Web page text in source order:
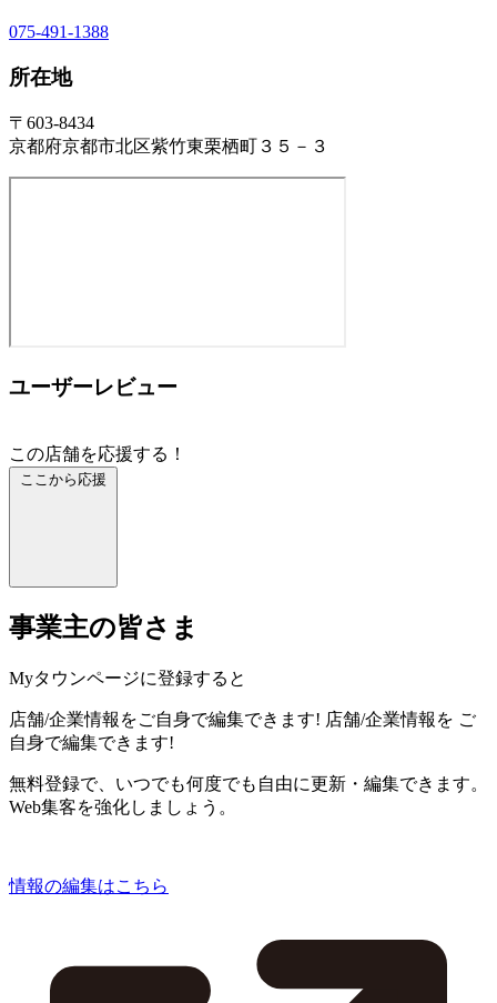
075-491-1388
所在地
〒603-8434
京都府京都市北区紫竹東栗栖町３５－３
ユーザーレビュー
この店舗を応援する！
ここから応援
事業主の皆さま
Myタウンページに登録すると
店舗/企業情報をご自身で編集できます! 店舗/企業情報を ご
自身で編集できます!
無料登録で、いつでも何度でも自由に更新・編集できます。
Web集客を強化しましょう。
情報の編集はこちら